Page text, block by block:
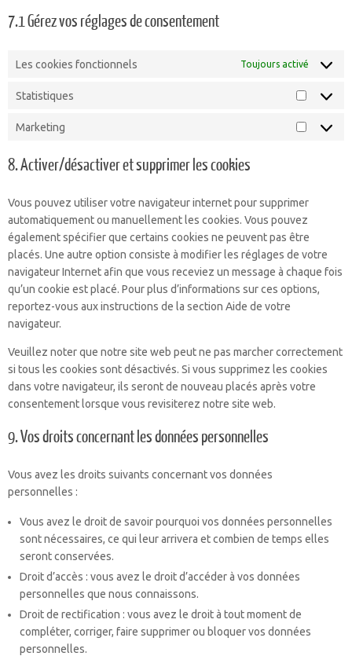
7.1 Gérez vos réglages de consentement
Les cookies fonctionnels Toujours activé
Statistiques
Marketing
8. Activer/désactiver et supprimer les cookies
Vous pouvez utiliser votre navigateur internet pour supprimer
automatiquement ou manuellement les cookies. Vous pouvez
également spécifier que certains cookies ne peuvent pas être
placés. Une autre option consiste à modifier les réglages de votre
navigateur Internet afin que vous receviez un message à chaque fois
qu’un cookie est placé. Pour plus d’informations sur ces options,
reportez-vous aux instructions de la section Aide de votre
navigateur.
Veuillez noter que notre site web peut ne pas marcher correctement
si tous les cookies sont désactivés. Si vous supprimez les cookies
dans votre navigateur, ils seront de nouveau placés après votre
consentement lorsque vous revisiterez notre site web.
9. Vos droits concernant les données personnelles
Vous avez les droits suivants concernant vos données
personnelles :
Vous avez le droit de savoir pourquoi vos données personnelles
sont nécessaires, ce qui leur arrivera et combien de temps elles
seront conservées.
Droit d’accès : vous avez le droit d’accéder à vos données
personnelles que nous connaissons.
Droit de rectification : vous avez le droit à tout moment de
compléter, corriger, faire supprimer ou bloquer vos données
personnelles.